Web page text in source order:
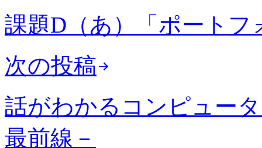
課題D（あ）「ポートフ
次の投稿
話がわかるコンピュー
最前線－